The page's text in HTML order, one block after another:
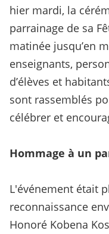
hier mardi, la
parrainage de sa
matinée jusqu’en
enseignants,
d’élèves et
sont rassemblés
célébrer et
Hommage à un
L'événement était
reconnaissance
Honoré Kobena